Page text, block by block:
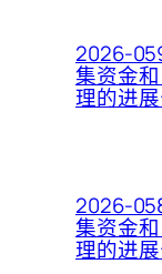
2026-
集资金
理的进
2026-
集资金
理的进